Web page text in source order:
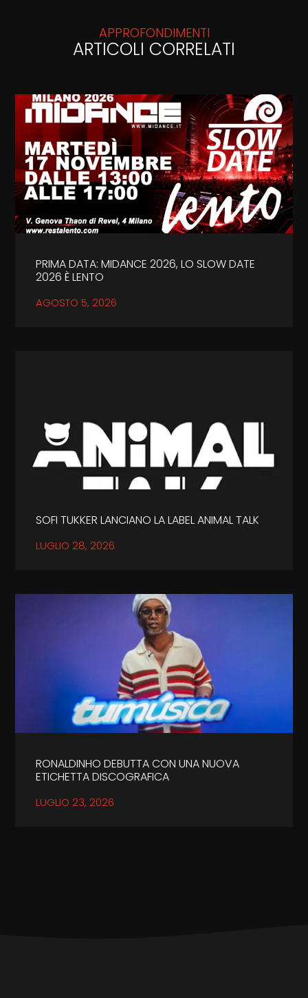
APPROFONDIMENTI
ARTICOLI CORRELATI
PRIMA DATA: MIDANCE 2026, LO SLOW DATE
2026 È LENTO
AGOSTO 5, 2026
SOFI TUKKER LANCIANO LA LABEL ANIMAL TALK
LUGLIO 28, 2026
RONALDINHO DEBUTTA CON UNA NUOVA
ETICHETTA DISCOGRAFICA
LUGLIO 23, 2026